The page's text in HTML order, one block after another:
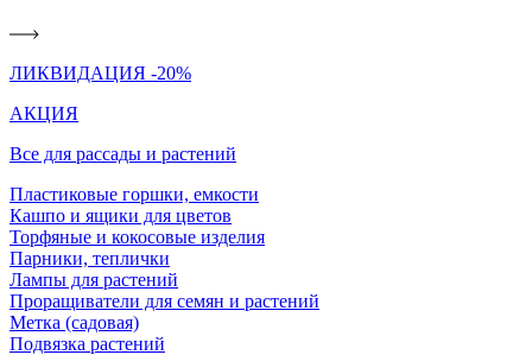
ЛИКВИДАЦИЯ -20%
АКЦИЯ
Все для рассады и растений
Пластиковые горшки, емкости
Кашпо и ящики для цветов
Торфяные и кокосовые изделия
Парники, теплички
Лампы для растений
Проращиватели для семян и растений
Метка (садовая)
Подвязка растений